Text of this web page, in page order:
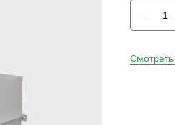
Смотреть